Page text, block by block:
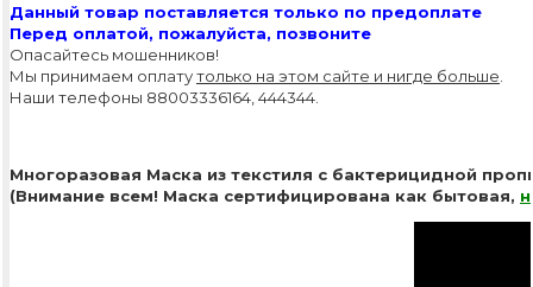
Данный товар поставляется только по предоплате
Перед оплатой, пожалуйста, позвоните
Опасайтесь мошенников!
Мы принимаем оплатутолько на этом сайте и нигде больше
Наши телефоны 88003336164, 444344.
Многоразовая Маска из текстиля с бактерицидной
(Внимание всем! Маска сертифицирована как бытовая,